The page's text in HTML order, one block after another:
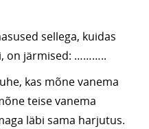
sellega, kuidas
on järmised: ………..
kas mõne vanema
teise vanema
läbi sama harjutus.